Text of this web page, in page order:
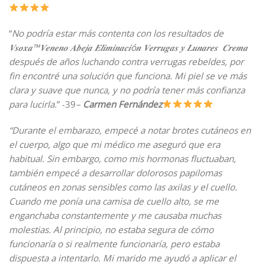
“No podría estar más contenta con los resultados de
𝑽𝒔𝒐𝒙𝒂™𝑽𝒆𝒏𝒆𝒏𝒐 𝑨𝒃𝒆𝒋𝒂 𝑬𝒍𝒊𝒎𝒊𝒏𝒂𝒄𝒊ó𝒏 𝑽𝒆𝒓𝒓𝒖𝒈𝒂𝒔 𝒚 𝑳𝒖𝒏𝒂𝒓𝒆𝒔 𝑪𝒓𝒆𝒎𝒂
después de años luchando contra verrugas rebeldes, por
fin encontré una solución que funciona. Mi piel se ve más
clara y suave que nunca, y no podría tener más confianza
para lucirla.” -39– Carmen Fernández
“Durante el embarazo, empecé a notar brotes cutáneos en
el cuerpo, algo que mi médico me aseguró que era
habitual. Sin embargo, como mis hormonas fluctuaban,
también empecé a desarrollar dolorosos papilomas
cutáneos en zonas sensibles como las axilas y el cuello.
Cuando me ponía una camisa de cuello alto, se me
enganchaba constantemente y me causaba muchas
molestias. Al principio, no estaba segura de cómo
funcionaría o si realmente funcionaría, pero estaba
dispuesta a intentarlo. Mi marido me ayudó a aplicar el